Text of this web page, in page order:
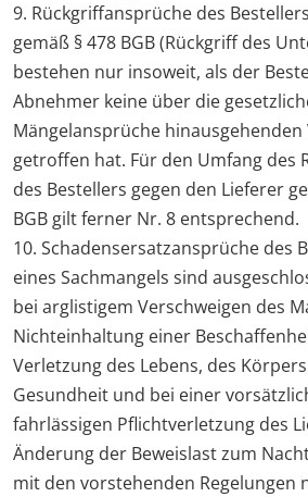
9. Rückgriffansprüche des
gemäß § 478 BGB (Rückgriff des
bestehen nur insoweit, als der
Abnehmer keine über die
Mängelansprüche
getroffen hat. Für den Umfang des
des Bestellers gegen den Lieferer
BGB gilt ferner Nr. 8 entsprechend.
10. Schadensersatzansprüche des
eines Sachmangels sind
bei arglistigem Verschweigen des
Nichteinhaltung einer
Verletzung des Lebens, des
Gesundheit und bei einer
fahrlässigen Pflichtverletzung des
Änderung der Beweislast zum
mit den vorstehenden Regelungen